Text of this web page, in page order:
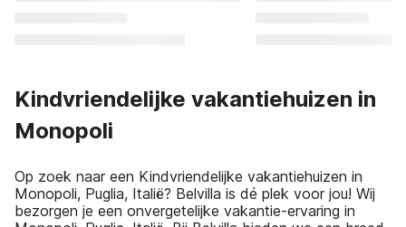
Kindvriendelijke vakantiehuizen in
Monopoli
Op zoek naar een Kindvriendelijke vakantiehuizen in
Monopoli, Puglia, Italië? Belvilla is dé plek voor jou! Wij
bezorgen je een onvergetelijke vakantie-ervaring in